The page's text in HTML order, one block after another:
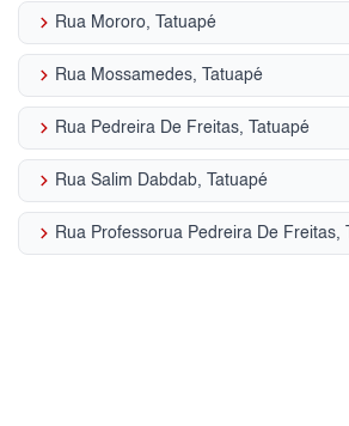
keyboard_arrow_right Rua Mororo, Tatuapé
keyboard_arrow_right Rua Mossamedes, Tatuapé
keyboard_arrow_right Rua Pedreira De Freitas, Tatuapé
keyboard_arrow_right Rua Salim Dabdab, Tatuapé
keyboard_arrow_right Rua Professorua Pedreira De Freitas,